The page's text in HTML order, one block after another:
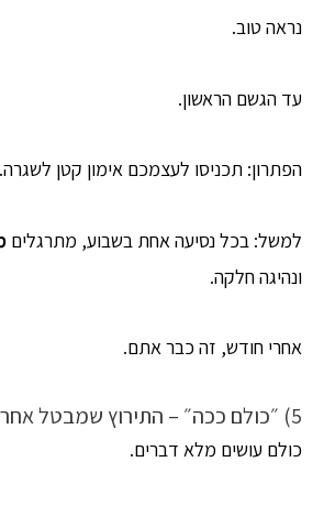
נראה טוב.
עד הגשם הראשון.
הפתרון: תכניסו לעצמכם אימון קטן לשגרה.
למשל: בכל נסיעה אחת בשבוע, מתרגלים
ונהיגה חלקה.
אחרי חודש, זה כבר אתם.
5) ״כולם ככה״ – התירוץ שמבטל אחריות
כולם עושים מלא דברים.